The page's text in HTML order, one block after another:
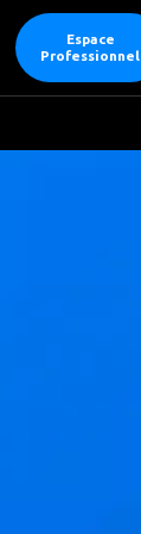
Espace
Professionnel